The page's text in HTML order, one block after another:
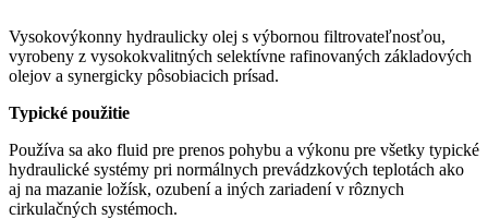
Vysokovýkonny hydraulicky olej s výbornou filtrovateľnosťou,
vyrobeny z vysokokvalitných selektívne rafinovaných základových
olejov a synergicky pôsobiacich prísad.
Typické použitie
Používa sa ako fluid pre prenos pohybu a výkonu pre všetky typické
hydraulické systémy pri normálnych prevádzkových teplotách ako
aj na mazanie ložísk, ozubení a iných zariadení v rôznych
cirkulačných systémoch.